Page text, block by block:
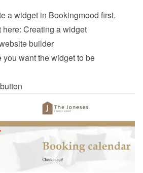
a widget in Bookingmood first.
here: Creating a widget
builder
want the widget to be
button